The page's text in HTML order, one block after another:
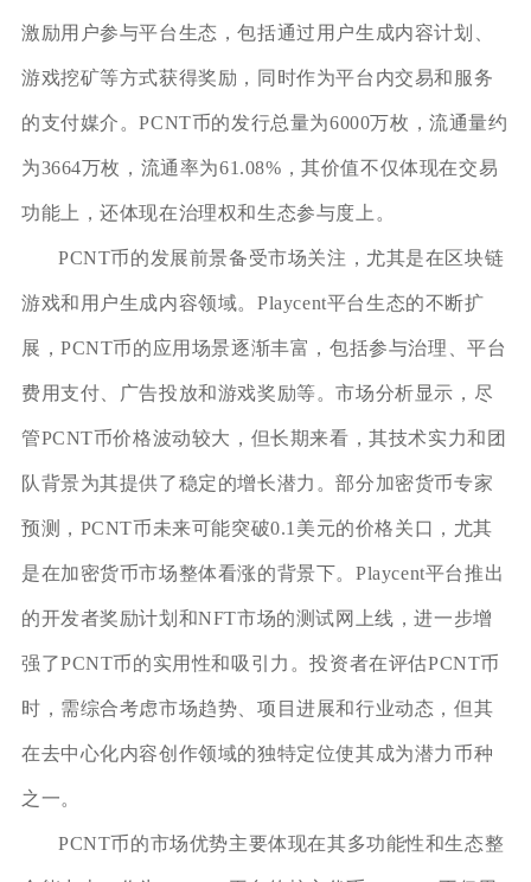
激励用户参与平台生态，包括通过用户生成内容计划、
游戏挖矿等方式获得奖励，同时作为平台内交易和服务
的支付媒介。PCNT币的发行总量为6000万枚，流通量约
为3664万枚，流通率为61.08%，其价值不仅体现在交易
功能上，还体现在治理权和生态参与度上。
PCNT币的发展前景备受市场关注，尤其是在区块链
游戏和用户生成内容领域。Playcent平台生态的不断扩
展，PCNT币的应用场景逐渐丰富，包括参与治理、平台
费用支付、广告投放和游戏奖励等。市场分析显示，尽
管PCNT币价格波动较大，但长期来看，其技术实力和团
队背景为其提供了稳定的增长潜力。部分加密货币专家
预测，PCNT币未来可能突破0.1美元的价格关口，尤其
是在加密货币市场整体看涨的背景下。Playcent平台推出
的开发者奖励计划和NFT市场的测试网上线，进一步增
强了PCNT币的实用性和吸引力。投资者在评估PCNT币
时，需综合考虑市场趋势、项目进展和行业动态，但其
在去中心化内容创作领域的独特定位使其成为潜力币种
之一。
PCNT币的市场优势主要体现在其多功能性和生态整